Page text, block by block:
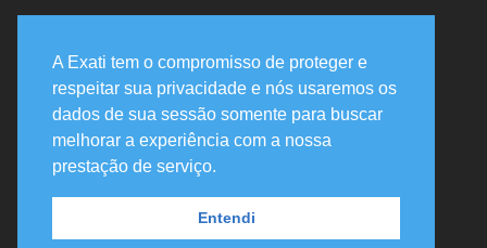
Entre em contato
Rua Prof. Joaquim de Mattos Barreto,
478 82200-210 - Curitiba, PR
+55 41 3020-2400
suporte@exati.com.br
A Exati tem o compromisso de proteger e
respeitar sua privacidade e nós usaremos os
dados de sua sessão somente para buscar
melhorar a experiência com a nossa
prestação de serviço.
Entendi